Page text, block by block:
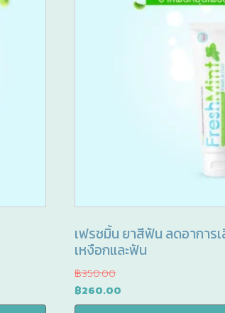
เฟรชมิ้น ยาสีฟัน ลดอากา
เหงือกและฟัน
฿350.00
Original
price
฿260.00Current
price